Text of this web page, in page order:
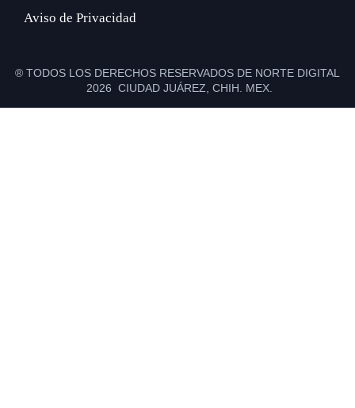
Aviso de Privacidad
® TODOS LOS DERECHOS RESERVADOS DE NORTE DIGITAL
2026 CIUDAD JUÁREZ, CHIH. MEX.